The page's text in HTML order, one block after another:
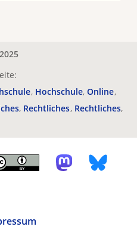
Hochschule Online
Rechtliches Rechtliches